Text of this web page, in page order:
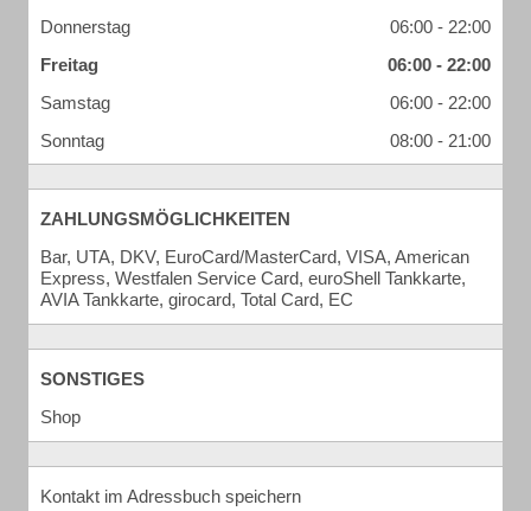
Donnerstag
06:00 - 22:00
Freitag
06:00 - 22:00
Samstag
06:00 - 22:00
Sonntag
08:00 - 21:00
ZAHLUNGSMÖGLICHKEITEN
Bar, UTA, DKV, EuroCard/MasterCard, VISA, American
Express, Westfalen Service Card, euroShell Tankkarte,
AVIA Tankkarte, girocard, Total Card, EC
SONSTIGES
Shop
Kontakt im Adressbuch speichern